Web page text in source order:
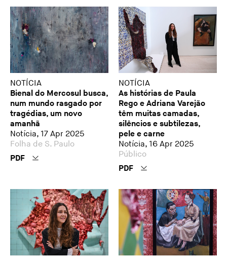
NOTÍCIA
Bienal do Mercosul busca,
num mundo rasgado por
tragédias, um novo
amanhã
Notícia, 17 Apr 2025
Folha de S. Paulo
PDF
NOTÍCIA
As histórias de Paula
Rego e Adriana Varejão
têm muitas camadas,
silêncios e subtilezas,
pele e carne
Notícia, 16 Apr 2025
Público
PDF